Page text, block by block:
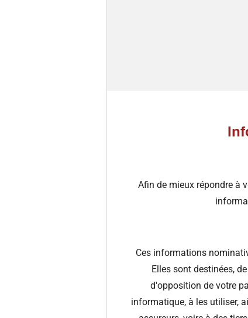
Afin de mieux répondre à
Ces informations
Elles sont destinées,
d'opposition de votre
informatique, à les utiliser,